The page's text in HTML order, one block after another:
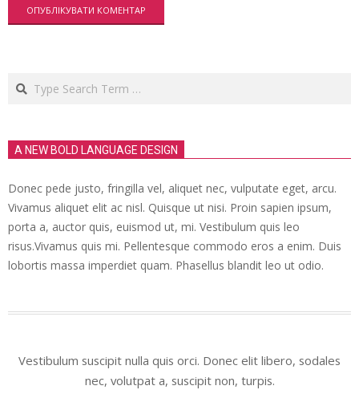
Search
A NEW BOLD LANGUAGE DESIGN
Donec pede justo, fringilla vel, aliquet nec, vulputate eget, arcu.
Vivamus aliquet elit ac nisl. Quisque ut nisi. Proin sapien ipsum,
porta a, auctor quis, euismod ut, mi. Vestibulum quis leo
risus.Vivamus quis mi. Pellentesque commodo eros a enim. Duis
lobortis massa imperdiet quam. Phasellus blandit leo ut odio.
Vestibulum suscipit nulla quis orci. Donec elit libero, sodales
nec, volutpat a, suscipit non, turpis.